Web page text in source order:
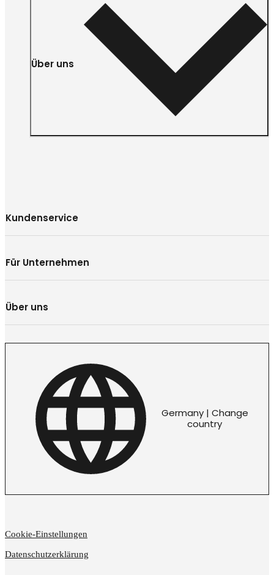
Über uns
Kundenservice
Für Unternehmen
Über uns
Germany | Change
country
Cookie-Einstellungen
Datenschutzerklärung